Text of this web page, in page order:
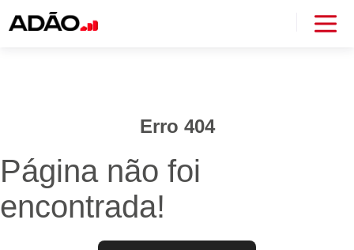
Erro 404
Página não foi
encontrada!